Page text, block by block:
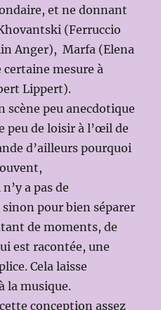
et ne donnant
(Ferruccio
Anger), Marfa (Elena
mesure à
Lippert).
scène peu anecdotique
peu de loisir à l’œil de
d’ailleurs pourquoi
a pas de
pour bien séparer
de moments, de
est racontée, une
Cela laisse
la musique.
conception assez